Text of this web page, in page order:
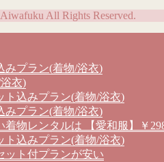
All Rights Reserved.
みプラン(着物/浴衣)
衣)
ト込みプラン(着物/浴衣)
みプラン(着物/浴衣)
着物レンタルは 【愛和服】￥
ト込みプラン(着物/浴衣)
ット付プランが安い